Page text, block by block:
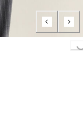
Loading...